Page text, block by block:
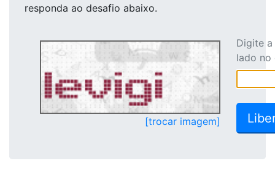
responda ao desafio abaixo.
[trocar imagem]
Digite
lado no